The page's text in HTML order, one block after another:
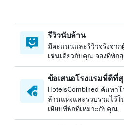
รีวิวนับล้าน
มีคะแนนและรีวิวจริงจา
เช่นเดียวกับคุณ จองที่พัก
ข้อเสนอโรงแรมที่ดีที่
HotelsCombined ค้นหา
ล้านแห่งและรวบรวมไว้ใ
เทียบที่พักที่เหมาะกับคุณ